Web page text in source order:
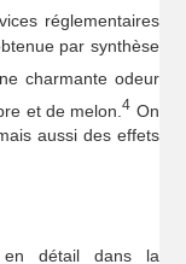
réglementaires
par synthèse
charmante odeur
et de melon.4 On
aussi des effets
en détail dans la